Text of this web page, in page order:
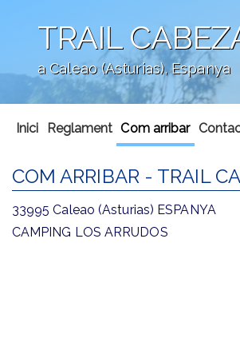
TRAIL
a Caleao (Asturias), Espanya
Inici Reglament Com arribar
COM ARRIBAR - TRAIL
33995 Caleao (Asturias) ESPANYA
CAMPING LOS ARRUDOS